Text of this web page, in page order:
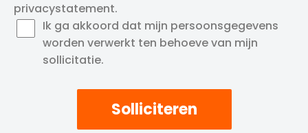
privacystatement.
Ik ga akkoord dat mijn persoonsgegevens
worden verwerkt ten behoeve van mijn
sollicitatie.
Solliciteren